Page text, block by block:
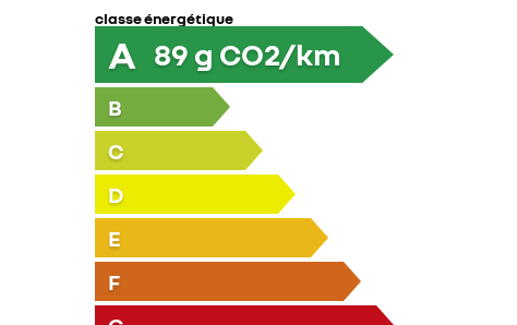
classe énergétique
A 89 g CO2/km
B
C
D
E
F